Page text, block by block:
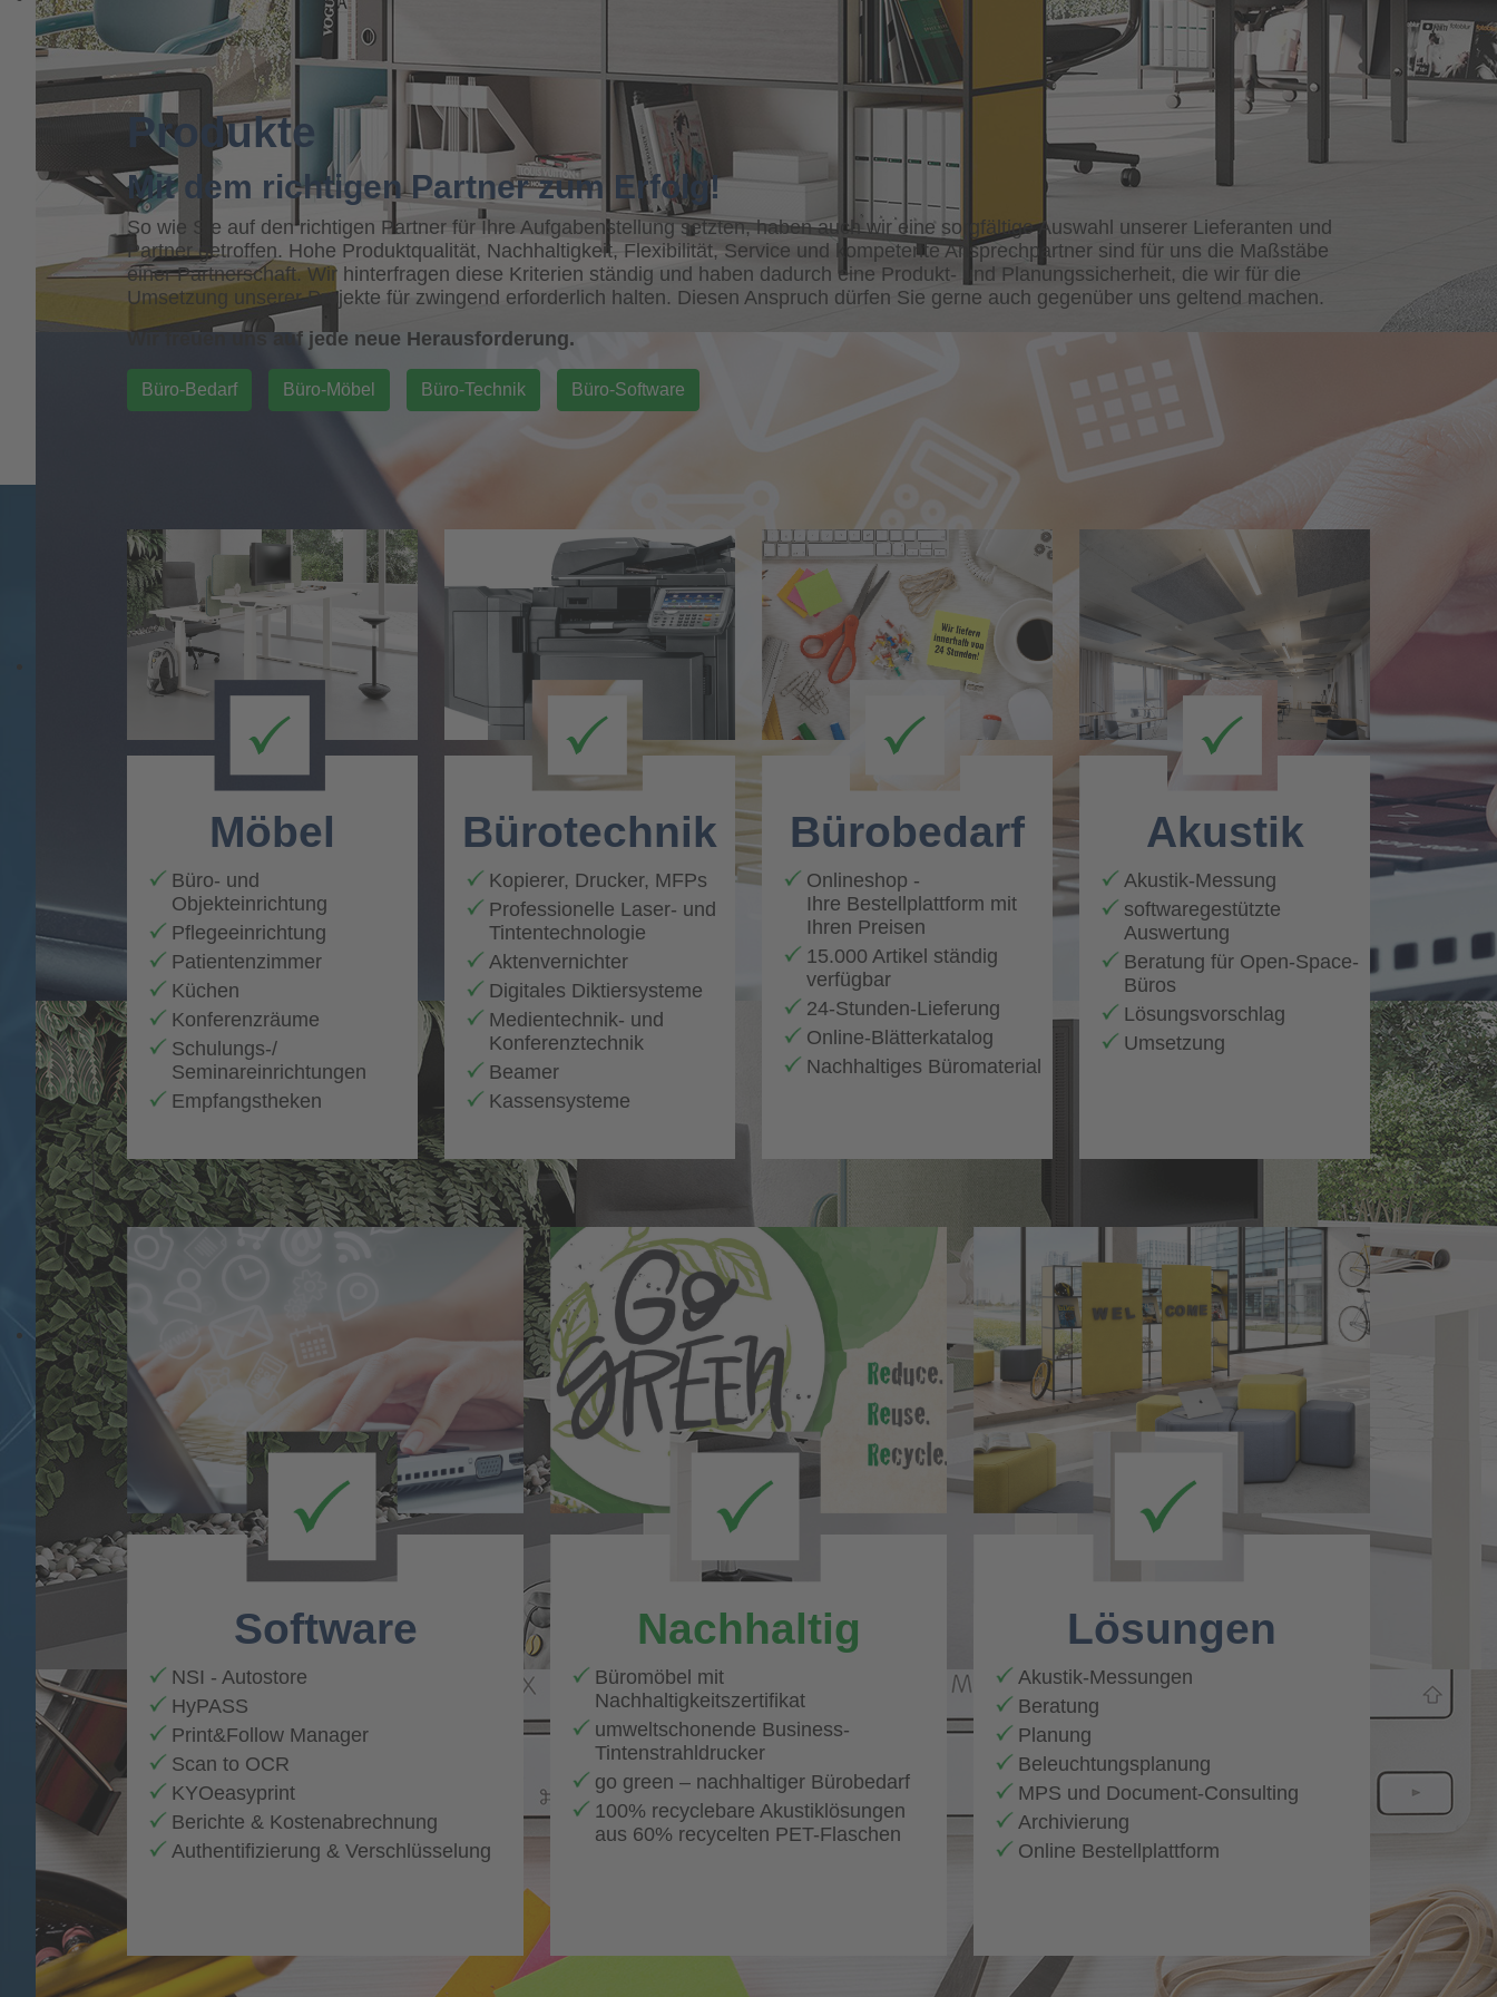
Produkte
Mit dem richtigen Partner zum Erfolg!
So wie Sie auf den richtigen Partner für Ihre Aufgabenstellung setzten, haben auch wir eine sorgfältige Auswahl unserer Lieferanten und
Partner getroffen. Hohe Produktqualität, Nachhaltigkeit, Flexibilität, Service und kompetente Ansprechpartner sind für uns die Maßstäbe
einer Partnerschaft. Wir hinterfragen diese Kriterien ständig und haben dadurch eine Produkt- und Planungssicherheit, die wir für die
Umsetzung unserer Projekte für zwingend erforderlich halten. Diesen Anspruch dürfen Sie gerne auch gegenüber uns geltend machen.
Wir freuen uns auf jede neue Herausforderung.
Büro-Bedarf Büro-Möbel Büro-Technik Büro-Software
Möbel
Büro- und
Objekteinrichtung
Pflegeeinrichtung
Patientenzimmer
Küchen
Konferenzräume
Schulungs-/
Seminareinrichtungen
Empfangstheken
Bürotechnik
Kopierer, Drucker, MFPs
Professionelle Laser- und
Tintentechnologie
Aktenvernichter
Digitales Diktiersysteme
Medientechnik- und
Konferenztechnik
Beamer
Kassensysteme
Bürobedarf
Onlineshop -
Ihre Bestellplattform mit
Ihren Preisen
15.000 Artikel ständig
verfügbar
24-Stunden-Lieferung
Online-Blätterkatalog
Nachhaltiges Büromaterial
Akustik
Akustik-Messung
softwaregestützte
Auswertung
Beratung für Open-Space-
Büros
Lösungsvorschlag
Umsetzung
Software
NSI - Autostore
HyPASS
Print&Follow Manager
Scan to OCR
KYOeasyprint
Berichte & Kostenabrechnung
Authentifizierung & Verschlüsselung
Nachhaltig
Büromöbel mit
Nachhaltigkeitszertifikat
umweltschonende Business-
Tintenstrahldrucker
go green – nachhaltiger Bürobedarf
100% recyclebare Akustiklösungen
aus 60% recycelten PET-Flaschen
Lösungen
Akustik-Messungen
Beratung
Planung
Beleuchtungsplanung
MPS und Document-Consulting
Archivierung
Online Bestellplattform